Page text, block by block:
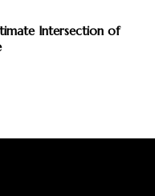
Intersection of